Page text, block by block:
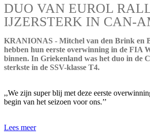
DUO VAN EUROL
IJZERSTERK IN CAN-
KRANIONAS - Mitchel van den Brink en
hebben hun eerste overwinning in de FIA
binnen. In Griekenland was het duo in de
sterkste in de SSV-klasse T4.
,,We zijn super blij met deze eerste
begin van het seizoen voor ons.’’
Lees meer